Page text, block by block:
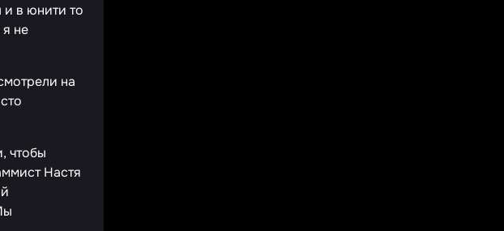
в юнити то
не
на
чтобы
Настя